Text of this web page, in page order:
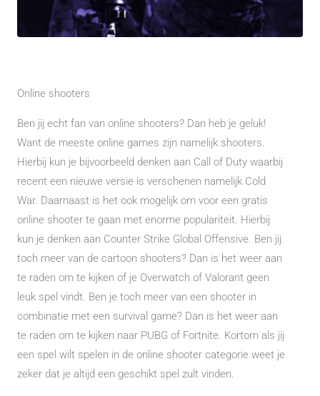
Online shooters
Ben jij echt fan van online shooters? Dan heb je geluk!
Want de meeste online games zijn namelijk shooters.
Hierbij kun je bijvoorbeeld denken aan Call of Duty waarbij
recent een nieuwe versie is verschenen namelijk Cold
War. Daarnaast is het ook mogelijk om voor een gratis
online shooter te gaan met enorme populariteit. Hierbij
kun je denken aan Counter Strike Global Offensive. Ben jij
toch meer van de cartoon shooters? Dan is het weer aan
te raden om te kijken of je Overwatch of Valorant geen
leuk spel vindt. Ben je toch meer van een shooter in
combinatie met een survival game? Dan is het weer aan
te raden om te kijken naar PUBG of Fortnite. Kortom als jij
een spel wilt spelen in de online shooter categorie weet je
zeker dat je altijd een geschikt spel zult vinden.